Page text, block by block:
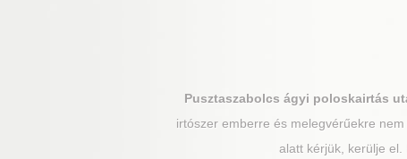
Pusztaszabolcs ágyi poloskairtás
irtószer emberre és melegvérűekre
alatt kérjük, kerülje